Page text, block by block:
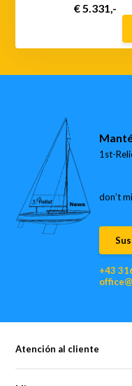
€ 5.331,-
1st-
don’t
+43
Atención al cliente